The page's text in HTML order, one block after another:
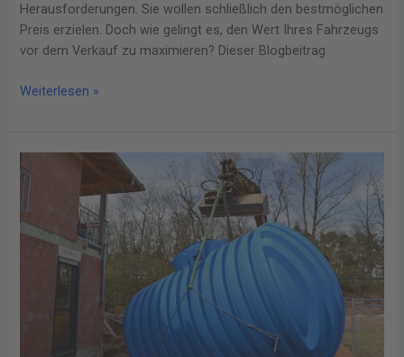
Herausforderungen. Sie wollen schließlich den bestmöglichen
Preis erzielen. Doch wie gelingt es, den Wert Ihres Fahrzeugs
vor dem Verkauf zu maximieren? Dieser Blogbeitrag
Weiterlesen »
Ressourcennutzung
Wie
moderne
Technik
Wasserspeicherung